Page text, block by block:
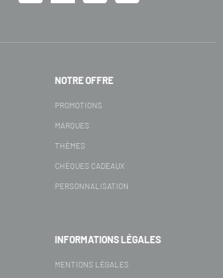
NOTRE OFFRE
PROMOTIONS
MARQUES
THÈMES
CHÈQUES CADEAUX
PERSONNALISATION
INFORMATIONS LÉGALES
MENTIONS LÉGALES